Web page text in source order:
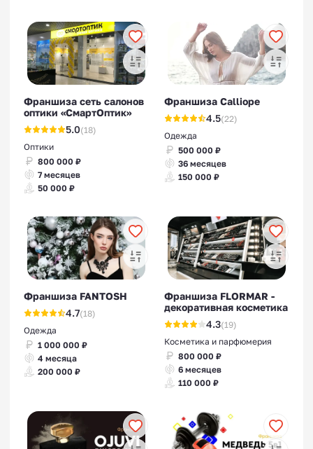
Франшиза сеть салонов
оптики «СмартОптик»
5.0(18)
Оптики
800 000 ₽
7 месяцев
50 000 ₽
Франшиза Calliope
4.5(22)
Одежда
500 000 ₽
36 месяцев
150 000 ₽
Франшиза FANTOSH
4.7(18)
Одежда
1 000 000 ₽
4 месяца
200 000 ₽
Франшиза FLORMAR -
декоративная косметика
4.3(19)
Косметика и парфюмерия
800 000 ₽
6 месяцев
110 000 ₽